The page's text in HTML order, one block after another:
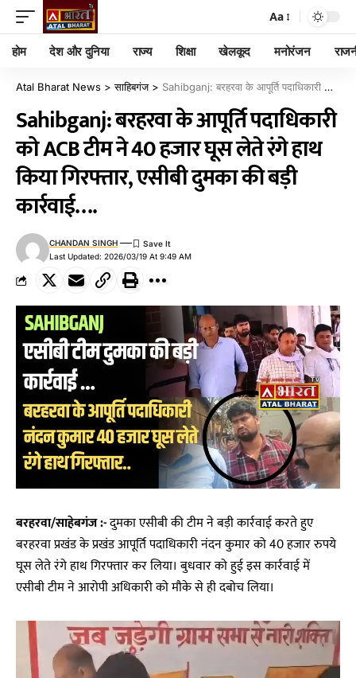
Aa
होम देश और दुनिया राज्य शिक्षा खेलकूद मनोरंजन
Atal Bharat News >साहिबगंज> Sahibganj: बरहरवा के आपूर्ति पदाधिकारी को ACB टीम ने 40 हजार घूस लेते रंगे हाथ किया गिरफ्तार, एसीबी दुमका की बड़ी कार्रवाई….
Sahibganj: बरहरवा के आपूर्ति पदाधिकारी
को ACB टीम ने 40 हजार घूस लेते रंगे हाथ
किया गिरफ्तार, एसीबी दुमका की बड़ी
कार्रवाई….
Last Updated: 2026/03/19 At 9:49 AM
CHANDAN SINGH
बरहरवा/साहेबगंज :-दुमका एसीबी की टीम ने बड़ी कार्रवाई करते हुए
बरहरवा प्रखंड के प्रखंड आपूर्ति पदाधिकारी नंदन कुमार को 40 हजार रुपये
घूस लेते रंगे हाथ गिरफ्तार कर लिया। बुधवार को हुई इस कार्रवाई में
एसीबी टीम ने आरोपी अधिकारी को मौके से ही दबोच लिया।